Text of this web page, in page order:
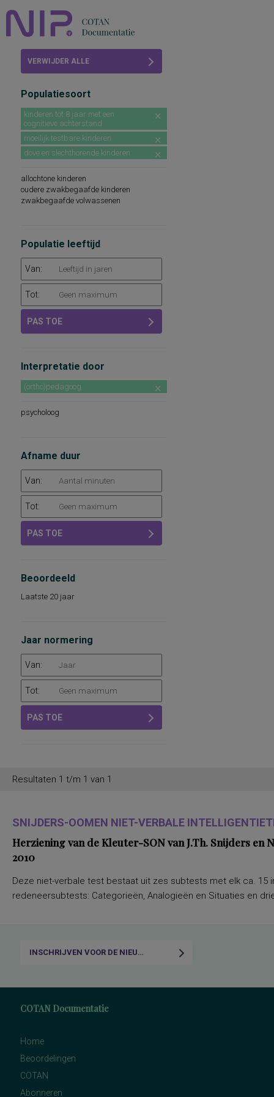
Abonneren
FAQ
VERWIJDER ALLE
Populatiesoort
kinderen tot 8 jaar met een
cognitieve achterstand
moeilijk testbare kinderen
dove en slechthorende kinderen
allochtone kinderen
oudere zwakbegaafde kinderen
zwakbegaafde volwassenen
Populatie leeftijd
Van:
Tot:
PAS TOE
Interpretatie door
(ortho)pedagoog
psycholoog
Afname duur
Van:
Tot:
PAS TOE
Beoordeeld
Laatste 20 jaar
Jaar normering
Van:
Tot:
PAS TOE
Resultaten 1 t/m 1 van 1
SNIJDERS-OOMEN NIET-VERBALE
Herziening van de Kleuter-SON van J.Th. Snijders en
2010
Deze niet-verbale test bestaat uit zes subtests met elk ca. 15
redeneersubtests: Categorieën, Analogieën en Situaties en
INSCHRIJVEN VOOR DE NIEUWSBRIEF
COTAN Documentatie
Home
Beoordelingen
COTAN
Abonneren